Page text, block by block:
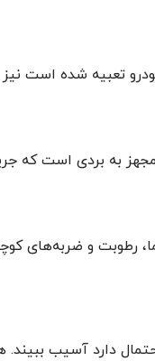
تعبیه شده
مجهز به بردی است
رطوبت و ضربه‌های
دارد آسیب